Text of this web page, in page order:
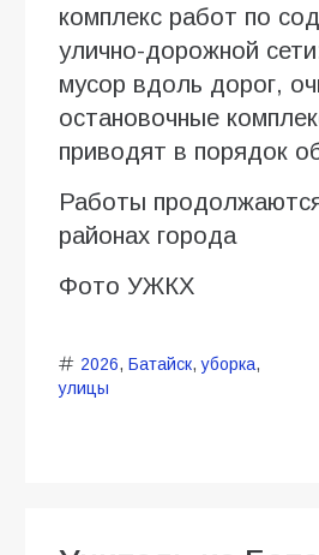
комплекс работ по
улично-дорожной
мусор вдоль дорог,
остановочные
приводят в порядок
Работы
районах города
Фото УЖКХ
2026, Батайск,уборка,
улицы